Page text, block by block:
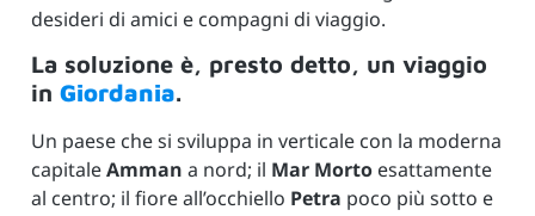
desideri di amici e compagni di viaggio.
La soluzione è, presto detto, un viaggio
in Giordania.
Un paese che si sviluppa in verticale con la moderna
capitaleAmman a nord; il Mar Morto esattamente
al centro; il fiore all’occhiello Petra poco più sotto e